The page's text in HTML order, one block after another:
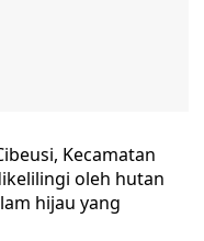
Kecamatan
oleh hutan
hijau yang